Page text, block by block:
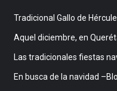
Tradicional Gallo de
Aquel diciembre, en
Las tradicionales fiestas
En busca de la navidad